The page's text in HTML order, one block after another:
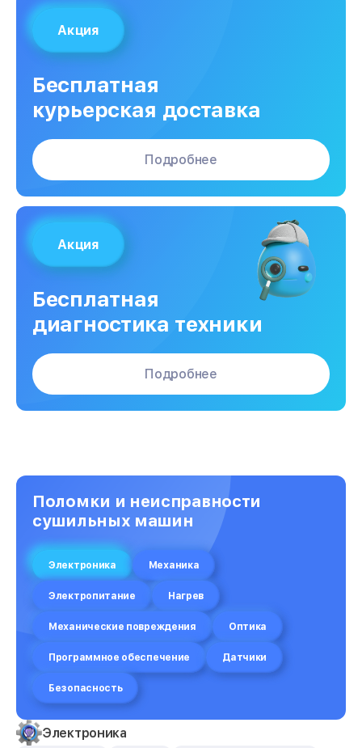
Акция
Бесплатная
курьерская доставка
Подробнее
Акция
Бесплатная
диагностика техники
Подробнее
Поломки и неисправности
сушильных машин
Электроника Механика
Электропитание Нагрев
Механические повреждения Оптика
Программное обеспечение Датчики
Безопасность
Электроника